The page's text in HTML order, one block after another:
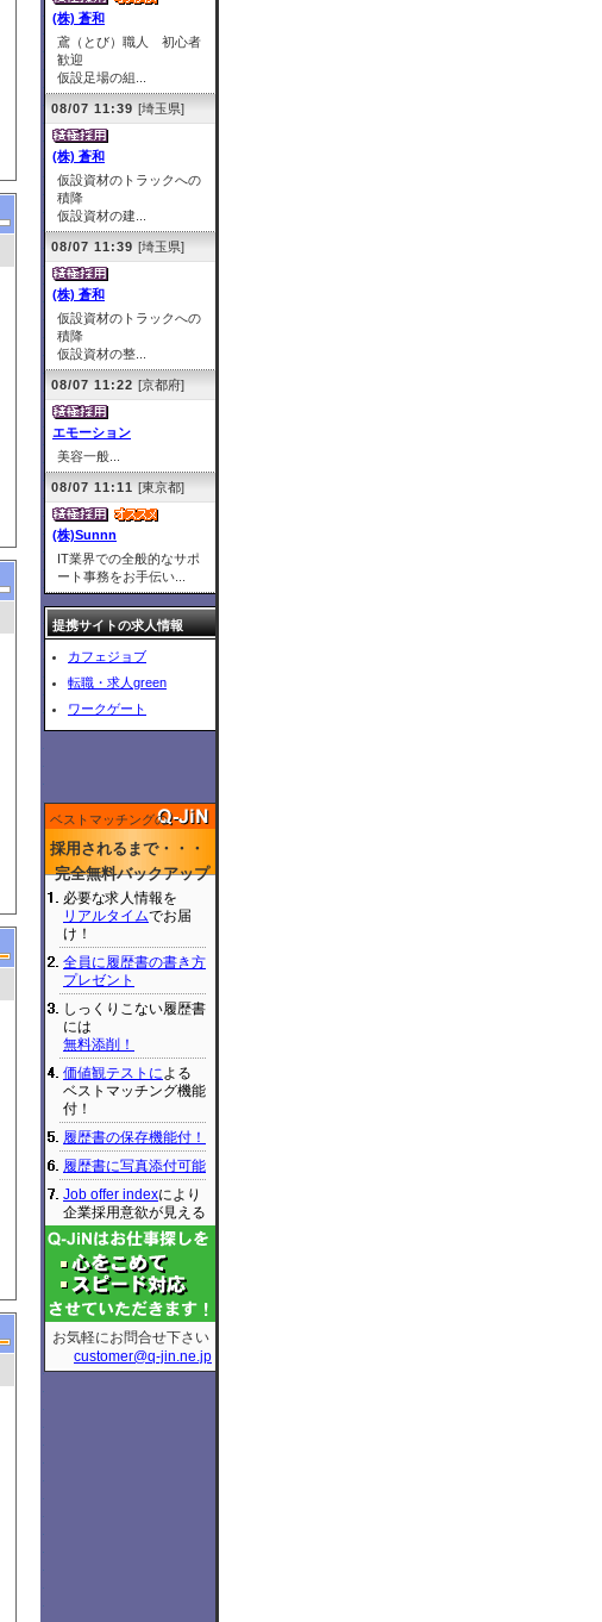
(株) 蒼和
鳶（とび）職人 初心者
歓迎
仮設足場の組...
08/07 11:39 [埼玉県]
(株) 蒼和
仮設資材のトラックへの
積降
仮設資材の建...
08/07 11:39 [埼玉県]
(株) 蒼和
仮設資材のトラックへの
積降
仮設資材の整...
08/07 11:22 [京都府]
エモーション
美容一般...
08/07 11:11 [東京都]
(株)Sunnn
IT業界での全般的なサポ
ート事務をお手伝い...
提携サイトの求人情報
カフェジョブ
転職・求人green
ワークゲート
ベストマッチングの
採用されるまで・・・
完全無料バックアップ
必要な求人情報を
リアルタイムでお届
け！
全員に履歴書の書き方
プレゼント
しっくりこない履歴書
には
無料添削！
価値観テストによる
ベストマッチング機能
付！
履歴書の保存機能付！
履歴書に写真添付可能
Job offer indexにより
企業採用意欲が見える
お気軽にお問合せ下さい
customer@q-jin.ne.jp